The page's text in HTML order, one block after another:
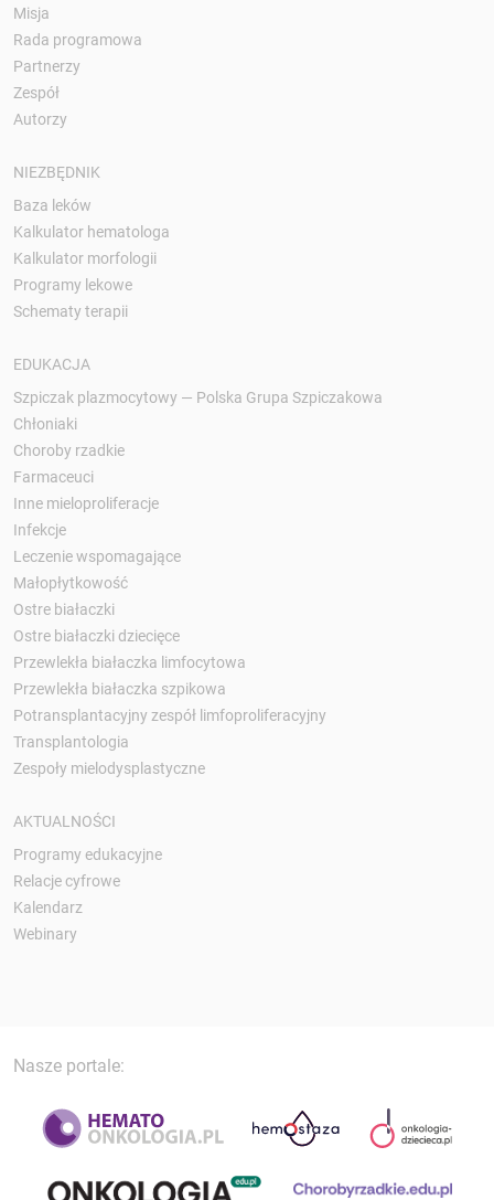
Misja
Rada programowa
Partnerzy
Zespół
Autorzy
NIEZBĘDNIK
Baza leków
Kalkulator hematologa
Kalkulator morfologii
Programy lekowe
Schematy terapii
EDUKACJA
Szpiczak plazmocytowy — Polska Grupa Szpiczakowa
Chłoniaki
Choroby rzadkie
Farmaceuci
Inne mieloproliferacje
Infekcje
Leczenie wspomagające
Małopłytkowość
Ostre białaczki
Ostre białaczki dziecięce
Przewlekła białaczka limfocytowa
Przewlekła białaczka szpikowa
Potransplantacyjny zespół limfoproliferacyjny
Transplantologia
Zespoły mielodysplastyczne
AKTUALNOŚCI
Programy edukacyjne
Relacje cyfrowe
Kalendarz
Webinary
Nasze portale: